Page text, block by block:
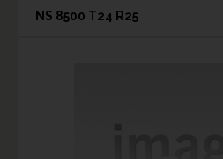
NS 8500 T24 R25